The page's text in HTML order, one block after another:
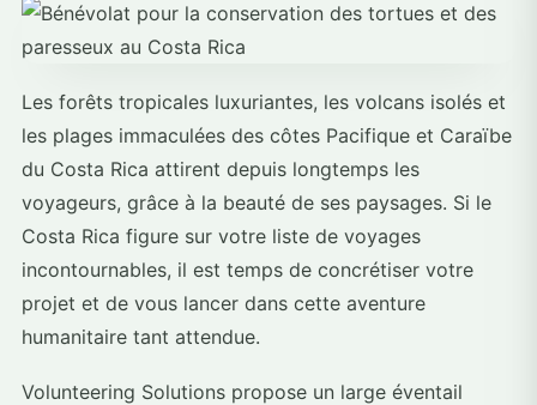
Les forêts tropicales luxuriantes, les volcans isolés et
les plages immaculées des côtes Pacifique et Caraïbe
du Costa Rica attirent depuis longtemps les
voyageurs, grâce à la beauté de ses paysages. Si le
Costa Rica figure sur votre liste de voyages
incontournables, il est temps de concrétiser votre
projet et de vous lancer dans cette aventure
humanitaire tant attendue.
Volunteering Solutions propose un large éventail